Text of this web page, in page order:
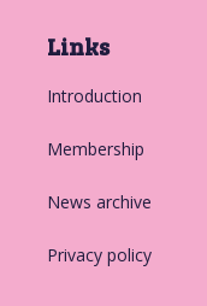
Links
Introduction
Membership
News archive
Privacy policy